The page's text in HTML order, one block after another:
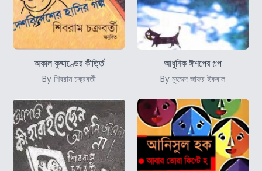
অকাল কুষ্মাণ্ডের কীর্ত্তি
By শিবরাম চক্রবর্তী
আধুনিক ঈশপের গল্প
By মুহম্মদ জাফর ইকবাল